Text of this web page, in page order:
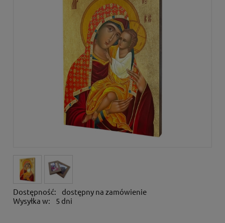
Dostępność:
dostępny na zamówienie
Wysyłka w:
5 dni